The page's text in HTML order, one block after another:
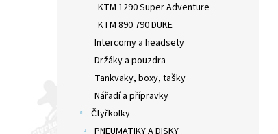
KTM 1290 Super Adventure
KTM 890 790 DUKE
Intercomy a headsety
Držáky a pouzdra
Tankvaky, boxy, tašky
Nářadí a přípravky
Čtyřkolky